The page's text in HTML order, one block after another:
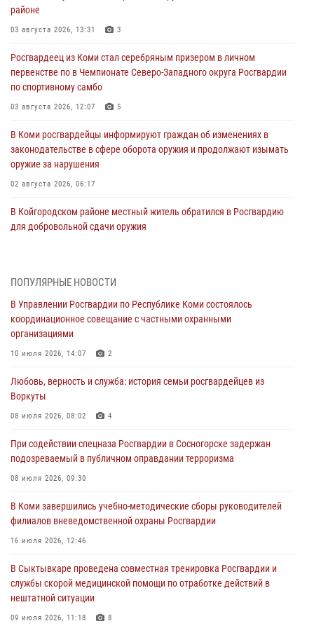
районе
03 августа 2026, 13:31 3
Росгвардеец из Коми стал серебряным призером в личном
первенстве по в Чемпионате Северо-Западного округа Росгвардии
по спортивному самбо
03 августа 2026, 12:07 5
В Коми росгвардейцы информируют граждан об изменениях в
законодательстве в сфере оборота оружия и продолжают изымать
оружие за нарушения
02 августа 2026, 06:17
В Койгородском районе местный житель обратился в Росгвардию
для добровольной сдачи оружия
Росгвардии по Республике Коми лично проверил ДОЛ «Орленок»
31 июля 2026, 06:57 8
В Усинске росгвардейцы оперативно отработали план «Квартал»
30 июля 2026, 13:53
В Санкт-Петербурге прошел окружной этап ежегодного
Всероссийского конкурса профессионального мастерства среди
сотрудников вневедомственной охраны Росгвардии
В Сыктывкаре росгвардейцы приняли участие в молебне в рамках
Дня Крещения Руси и Дня святого равноапостольного князя
28 июля 2026, 13:32 8
В Коми за неделю росгвардейцами выявлено более 10
деятельности
26 июля 2026, 06:48
ПОПУЛЯРНЫЕ НОВОСТИ
В Управлении Росгвардии по Республике Коми состоялось
координационное совещание с частными охранными
организациями
10 июля 2026, 14:07 2
Любовь, верность и служба: история семьи росгвардейцев из
Воркуты
08 июля 2026, 08:02 4
При содействии спецназа Росгвардии в Сосногорске задержан
подозреваемый в публичном оправдании терроризма
08 июля 2026, 09:30
В Коми завершились учебно-методические сборы руководителей
филиалов вневедомственной охраны Росгвардии
16 июля 2026, 12:46
В Сыктывкаре проведена совместная тренировка Росгвардии и
службы скорой медицинской помощи по отработке действий в
нештатной ситуации
09 июля 2026, 11:18 8